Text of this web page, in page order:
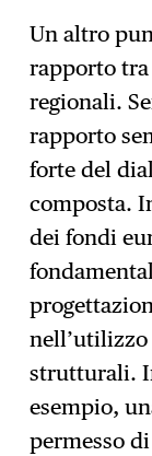
Un altro
rapporto tra
regionali.
rapporto
forte del
composta.
dei fondi
strutturali.
esempio,
permesso